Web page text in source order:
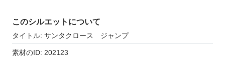
このシルエットについて
タイトル: サンタクロース ジャンプ
素材のID: 202123